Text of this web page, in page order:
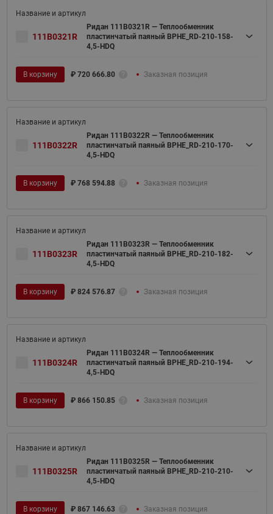
111B0321R
Ридан 111B0321R — Теплообменник
пластинчатый паяный BPHE_RD-210-158-
4,5-HDQ
В корзину ₽ 720 666.80 Заказная позиция
111B0322R
Ридан 111B0322R — Теплообменник
пластинчатый паяный BPHE_RD-210-170-
4,5-HDQ
В корзину ₽ 768 594.88 Заказная позиция
111B0323R
Ридан 111B0323R — Теплообменник
пластинчатый паяный BPHE_RD-210-182-
4,5-HDQ
В корзину ₽ 824 576.87 Заказная позиция
111B0324R
Ридан 111B0324R — Теплообменник
пластинчатый паяный BPHE_RD-210-194-
4,5-HDQ
В корзину ₽ 866 150.85 Заказная позиция
111B0325R
Ридан 111B0325R — Теплообменник
пластинчатый паяный BPHE_RD-210-210-
4,5-HDQ
В корзину ₽ 867 146.63 Заказная позиция